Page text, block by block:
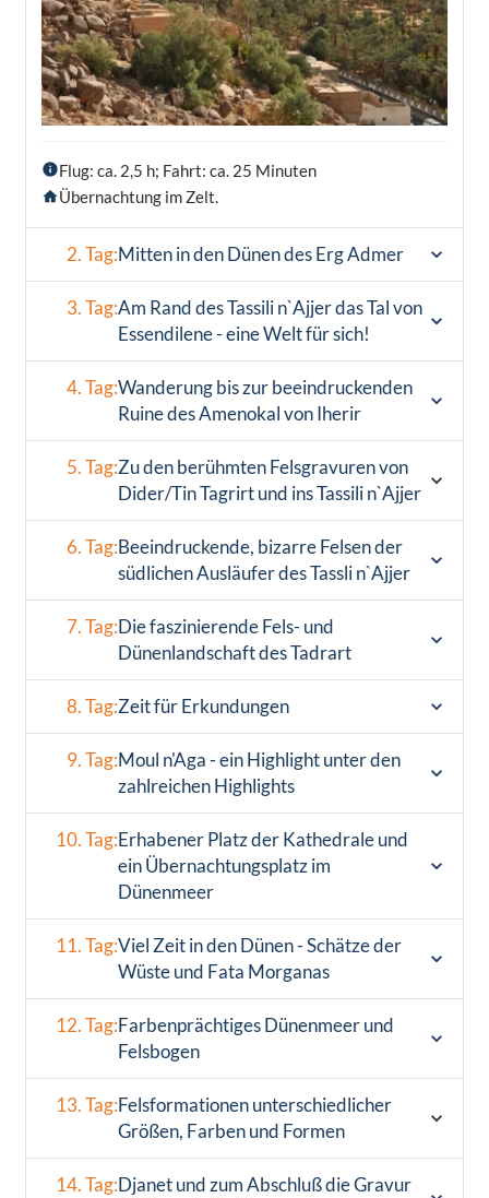
Flug: ca. 2,5 h; Fahrt: ca. 25 Minuten
Übernachtung im Zelt.
2. Tag:Mitten in den Dünen des Erg Admer
3. Tag:Am Rand des Tassili n`Ajjer das Tal von
Essendilene - eine Welt für sich!
4. Tag:Wanderung bis zur beeindruckenden
Ruine des Amenokal von Iherir
5. Tag:Zu den berühmten Felsgravuren von
Dider/Tin Tagrirt und ins Tassili n`Ajjer
6. Tag:Beeindruckende, bizarre Felsen der
südlichen Ausläufer des Tassli n`Ajjer
7. Tag:Die faszinierende Fels- und
Dünenlandschaft des Tadrart
8. Tag:Zeit für Erkundungen
9. Tag:Moul n'Aga - ein Highlight unter den
zahlreichen Highlights
10. Tag:Erhabener Platz der Kathedrale und
ein Übernachtungsplatz im
Dünenmeer
11. Tag:Viel Zeit in den Dünen - Schätze der
Wüste und Fata Morganas
12. Tag:Farbenprächtiges Dünenmeer und
Felsbogen
13. Tag:Felsformationen unterschiedlicher
Größen, Farben und Formen
14. Tag:Djanet und zum Abschluß die Gravur